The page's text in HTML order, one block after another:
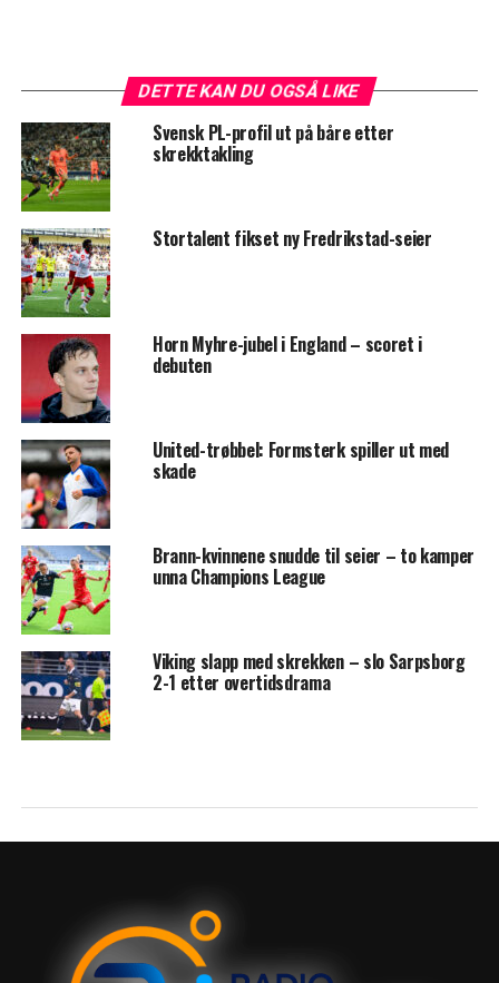
DETTE KAN DU OGSÅ LIKE
Svensk PL-profil ut på båre etter
skrekktakling
Stortalent fikset ny Fredrikstad-seier
Horn Myhre-jubel i England – scoret i
debuten
United-trøbbel: Formsterk spiller ut med
skade
Brann-kvinnene snudde til seier – to kamper
unna Champions League
Viking slapp med skrekken – slo Sarpsborg
2-1 etter overtidsdrama